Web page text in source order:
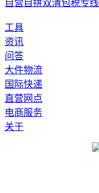
自营自拼双清包税专线
工具
资讯
问答
大件物流
国际快递
直营网点
电商服务
关于